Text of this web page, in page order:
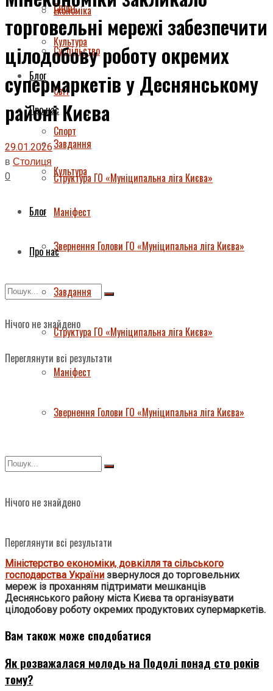
Спорт
Культура
Блог
Про нас
Завдання
Структура ГО «Муніципальна ліга Києва»
Маніфест
Звернення Голови ГО «Муніципальна ліга Києва»
Нічого не знайдено
Переглянути всі результати
Економіка
Суспільство
Світ
Спорт
Культура
Блог
Про нас
Завдання
Структура ГО «Муніципальна ліга Києва»
Маніфест
Звернення Голови ГО «Муніципальна ліга Києва»
Нічого не знайдено
Переглянути всі результати
торговельні мережі забезпечити
цілодобову роботу окремих
супермаркетів у Деснянському
районі Києва
29.01.2026
в Столиця
0
Міністерство економіки, довкілля та сільського
господарства України звернулося до торговельних
мереж із проханням підтримати мешканців
Деснянського району міста Києва та організувати
цілодобову роботу окремих продуктових супермаркетів.
Вам також може сподобатися
Як розважалася молодь на Подолі понад сто років
тому?